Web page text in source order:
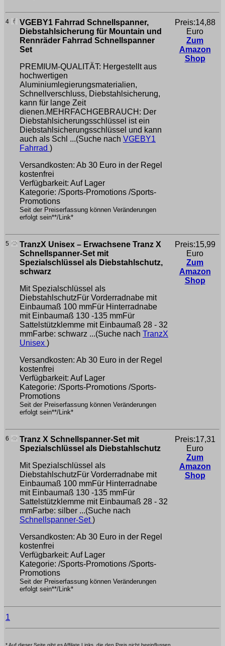
4
VGEBY1 Fahrrad Schnellspanner,
Diebstahlsicherung für Mountain und
Rennräder Fahrrad Schnellspanner
Set
PREMIUM-QUALITÄT: Hergestellt aus
hochwertigen
Aluminiumlegierungsmaterialien,
Schnellverschluss, Diebstahlsicherung,
kann für lange Zeit
dienen.MEHRFACHGEBRAUCH: Der
Diebstahlsicherungsschlüssel ist ein
Diebstahlsicherungsschlüssel und kann
auch als Schl ...(Suche nach VGEBY1
Fahrrad )
Versandkosten: Ab 30 Euro in der Regel
kostenfrei
Verfügbarkeit: Auf Lager
Kategorie: /Sports-Promotions /Sports-
Promotions
Seit der Preiserfassung können Veränderungen
erfolgt sein**/Link*
Preis:14,88
Euro
Zum
Amazon
Shop
5
TranzX Unisex – Erwachsene Tranz X
Schnellspanner-Set mit
Spezialschlüssel als Diebstahlschutz,
schwarz
Mit Spezialschlüssel als
DiebstahlschutzFür Vorderradnabe mit
Einbaumaß 100 mmFür Hinterradnabe
mit Einbaumaß 130 -135 mmFür
Sattelstützklemme mit Einbaumaß 28 - 32
mmFarbe: schwarz ...(Suche nach TranzX
Unisex )
Versandkosten: Ab 30 Euro in der Regel
kostenfrei
Verfügbarkeit: Auf Lager
Kategorie: /Sports-Promotions /Sports-
Promotions
Seit der Preiserfassung können Veränderungen
erfolgt sein**/Link*
Preis:15,99
Euro
Zum
Amazon
Shop
6
Tranz X Schnellspanner-Set mit
Spezialschlüssel als Diebstahlschutz
Mit Spezialschlüssel als
DiebstahlschutzFür Vorderradnabe mit
Einbaumaß 100 mmFür Hinterradnabe
mit Einbaumaß 130 -135 mmFür
Sattelstützklemme mit Einbaumaß 28 - 32
mmFarbe: silber ...(Suche nach
Schnellspanner-Set)
Versandkosten: Ab 30 Euro in der Regel
kostenfrei
Verfügbarkeit: Auf Lager
Kategorie: /Sports-Promotions /Sports-
Promotions
Seit der Preiserfassung können Veränderungen
erfolgt sein**/Link*
Preis:17,31
Euro
Zum
Amazon
Shop
1